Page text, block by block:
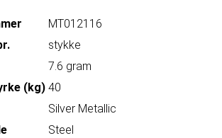
MT012116
stykke
7.6 gram
(kg) 40
Silver Metallic
Steel